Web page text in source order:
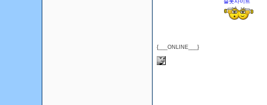
{___ONLINE___}
슬롯사이트